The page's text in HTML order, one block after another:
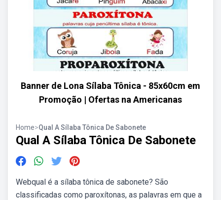
Banner de Lona Sílaba Tônica - 85x60cm em
Promoção | Ofertas na Americanas
Home>Qual A Sílaba Tônica De Sabonete
Qual A Sílaba Tônica De Sabonete
Webqual é a sílaba tônica de sabonete? São
classificadas como paroxítonas, as palavras em que a